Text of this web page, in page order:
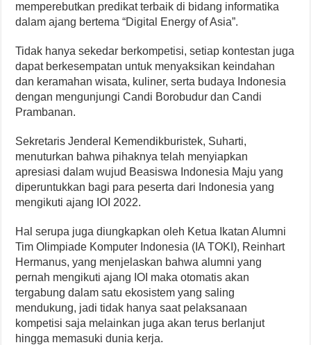
memperebutkan predikat terbaik di bidang informatika
dalam ajang bertema “Digital Energy of Asia”.
Tidak hanya sekedar berkompetisi, setiap kontestan juga
dapat berkesempatan untuk menyaksikan keindahan
dan keramahan wisata, kuliner, serta budaya Indonesia
dengan mengunjungi Candi Borobudur dan Candi
Prambanan.
Sekretaris Jenderal Kemendikburistek, Suharti,
menuturkan bahwa pihaknya telah menyiapkan
apresiasi dalam wujud Beasiswa Indonesia Maju yang
diperuntukkan bagi para peserta dari Indonesia yang
mengikuti ajang IOI 2022.
Hal serupa juga diungkapkan oleh Ketua Ikatan Alumni
Tim Olimpiade Komputer Indonesia (IA TOKI), Reinhart
Hermanus, yang menjelaskan bahwa alumni yang
pernah mengikuti ajang IOI maka otomatis akan
tergabung dalam satu ekosistem yang saling
mendukung, jadi tidak hanya saat pelaksanaan
kompetisi saja melainkan juga akan terus berlanjut
hingga memasuki dunia kerja.